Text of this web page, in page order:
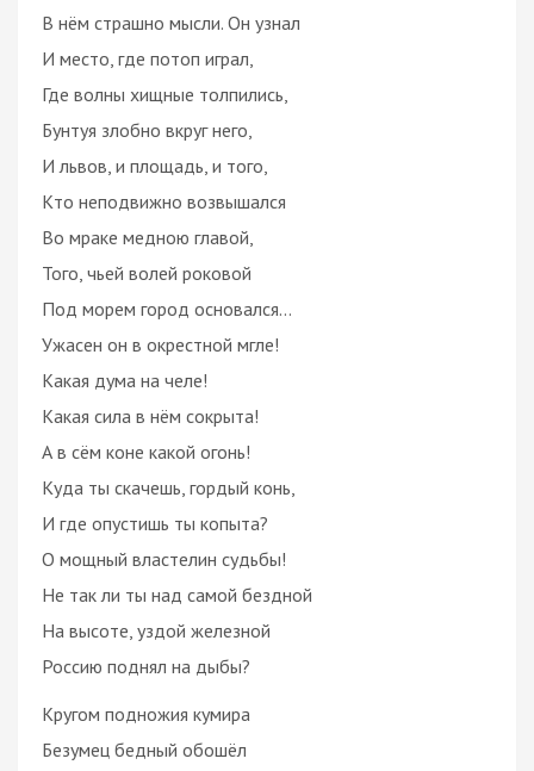
В нём страшно мысли. Он узнал
И место, где потоп играл,
Где волны хищные толпились,
Бунтуя злобно вкруг него,
И львов, и площадь, и того,
Кто неподвижно возвышался
Во мраке медною главой,
Того, чьей волей роковой
Под морем город основался…
Ужасен он в окрестной мгле!
Какая дума на челе!
Какая сила в нём сокрыта!
А в сём коне какой огонь!
Куда ты скачешь, гордый конь,
И где опустишь ты копыта?
О мощный властелин судьбы!
Не так ли ты над самой бездной
На высоте, уздой железной
Россию поднял на дыбы?
Кругом подножия кумира
Безумец бедный обошёл